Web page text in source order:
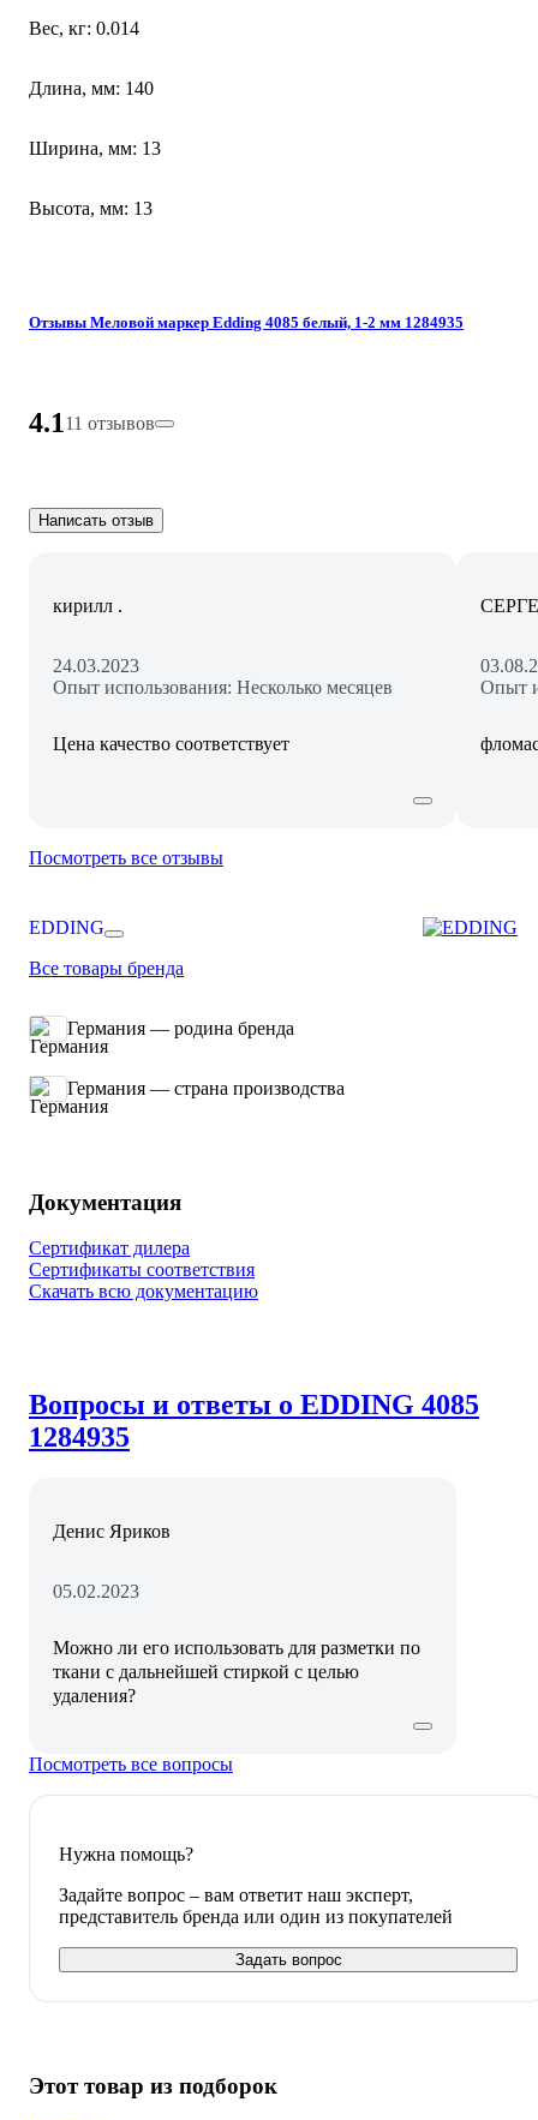
Вес, кг: 0.014
Длина, мм: 140
Ширина, мм: 13
Высота, мм: 13
Отзывы Меловой маркер Edding 4085 белый, 1-2 мм 1284935
4.111 отзывов
Написать отзыв
кирилл .
24.03.2023
Опыт использования: Несколько месяцев
Цена качество соответствует
Опыт
Посмотреть все отзывы
EDDING
Все товары бренда
Германия — родина бренда
Германия — страна производства
Документация
Сертификат дилера
Сертификаты соответствия
Скачать всю документацию
Вопросы и ответы о EDDING 4085
1284935
Денис Яриков
05.02.2023
Можно ли его использовать для разметки по
ткани с дальнейшей стиркой с целью
удаления?
Посмотреть все вопросы
Нужна помощь?
Задайте вопрос – вам ответит наш эксперт,
представитель бренда или один из покупателей
Задать вопрос
Этот товар из подборок